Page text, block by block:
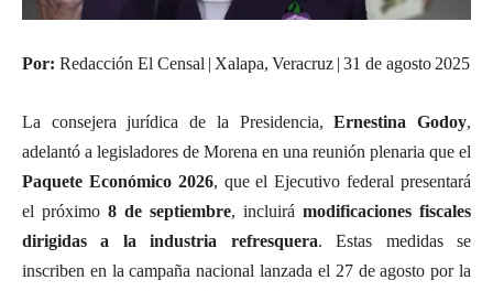
Por: Redacción El Censal | Xalapa, Veracruz | 31 de agosto 2025
La consejera jurídica de la Presidencia,Ernestina Godoy,
adelantó a legisladores de Morena en una reunión plenaria que el
Paquete Económico 2026, que el Ejecutivo federal presentará
el próximo 8 de septiembre, incluirá modificaciones fiscales
dirigidas a la industria refresquera. Estas medidas se
inscriben en la campaña nacional lanzada el 27 de agosto por la